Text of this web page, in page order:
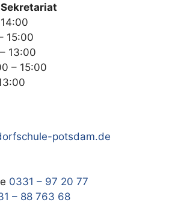
15:00
13:00
– 15:00
potsdam.de
0331 – 97 20 77
– 88 763 68